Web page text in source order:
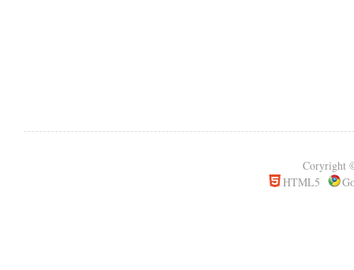
Coryright
HTML5